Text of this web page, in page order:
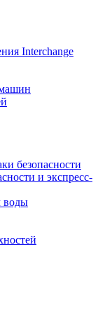
Interchange
безопасности
и экспресс-
воды